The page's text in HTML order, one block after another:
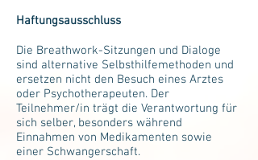
Haftungsausschluss
Die Breathwork-Sitzungen und Dialoge
sind alternative Selbsthilfemethoden und
ersetzen nicht den Besuch eines Arztes
oder Psychotherapeuten. Der
Teilnehmer/in trägt die Verantwortung für
sich selber, besonders während
Einnahmen von Medikamenten sowie
einer Schwangerschaft.